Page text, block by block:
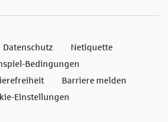
Datenschutz
Netiquette
Bedingungen
Barriere melden
Einstellungen